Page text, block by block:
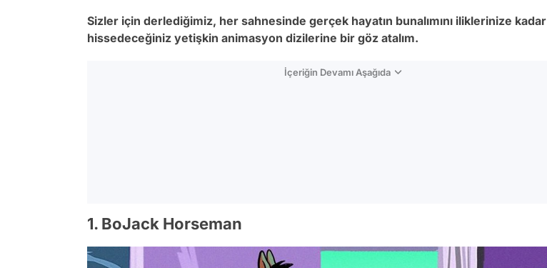
Sizler için derlediğimiz, her sahnesinde gerçek hayatın bunalımını iliklerinize kadar
hissedeceğiniz yetişkin animasyon dizilerine bir göz atalım.
İçeriğin Devamı Aşağıda
1. BoJack Horseman